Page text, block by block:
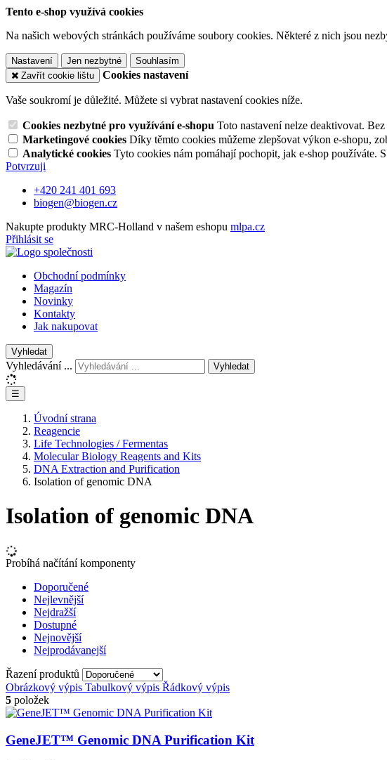
Tento e-shop využívá cookies
Na našich webových stránkách používáme soubory cookies. Některé z nich jsou
Nastavení Jen nezbytné
Souhlasím
Zavřít cookie lištu
Cookies nastavení
Vaše soukromí je důležité. Můžete si vybrat nastavení cookies níže.
Cookies nezbytné pro využívání e-shopu Toto nastavení nelze deaktivovat.
Marketingové cookies Díky těmto cookies můžeme zlepšovat výkon e-shopu,
Analytické cookies Tyto cookies nám pomáhají pochopit, jak e-shop používáte.
Potvrzuji
+420 241 401 693
biogen@biogen.cz
Nakupte produkty MRC-Holland v našem eshopu mlpa.cz
Přihlásit se
Obchodní podmínky
Magazín
Novinky
Kontakty
Jak nakupovat
Vyhledat
Vyhledávání ... Vyhledat
☰
Úvodní strana
Reagencie
Life Technologies / Fermentas
Molecular Biology Reagents and Kits
DNA Extraction and Purification
Isolation of genomic DNA
Isolation of genomic DNA
Probíhá načítání komponenty
Doporučené
Nejlevnější
Nejdražší
Dostupné
Nejnovější
Nejprodávanejší
Řazení produktů
Obrázkový výpis Tabulkový výpis Řádkový výpis
5 položek
GeneJET™ Genomic DNA Purification Kit